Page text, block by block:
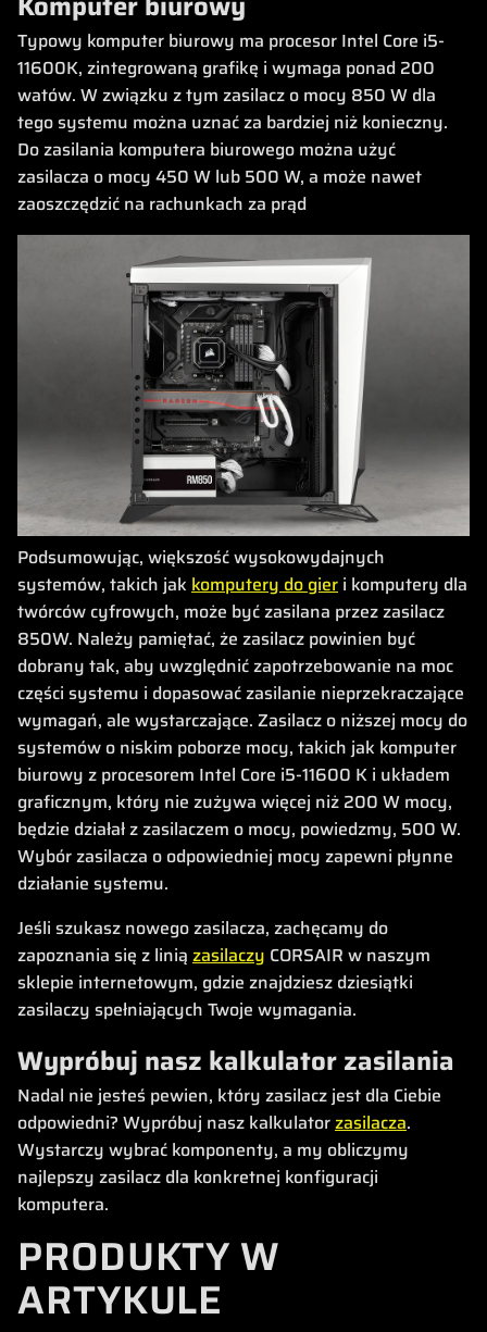
Typowy komputer biurowy ma procesor Intel Core i5-
11600K, zintegrowaną grafikę i wymaga ponad 200
watów. W związku z tym zasilacz o mocy 850 W dla
tego systemu można uznać za bardziej niż konieczny.
Do zasilania komputera biurowego można użyć
zasilacza o mocy 450 W lub 500 W, a może nawet
zaoszczędzić na rachunkach za prąd
Podsumowując, większość wysokowydajnych
systemów, takich jak komputery do gier i komputery dla
twórców cyfrowych, może być zasilana przez zasilacz
850W. Należy pamiętać, że zasilacz powinien być
dobrany tak, aby uwzględnić zapotrzebowanie na moc
części systemu i dopasować zasilanie nieprzekraczające
wymagań, ale wystarczające. Zasilacz o niższej mocy do
systemów o niskim poborze mocy, takich jak komputer
biurowy z procesorem Intel Core i5-11600 K i układem
graficznym, który nie zużywa więcej niż 200 W mocy,
będzie działał z zasilaczem o mocy, powiedzmy, 500 W.
Wybór zasilacza o odpowiedniej mocy zapewni płynne
działanie systemu.
Jeśli szukasz nowego zasilacza, zachęcamy do
zapoznania się z linią zasilaczy CORSAIR w naszym
sklepie internetowym, gdzie znajdziesz dziesiątki
zasilaczy spełniających Twoje wymagania.
Wypróbuj nasz kalkulator zasilania
Nadal nie jesteś pewien, który zasilacz jest dla Ciebie
odpowiedni? Wypróbuj nasz kalkulatorzasilacza.
Wystarczy wybrać komponenty, a my obliczymy
najlepszy zasilacz dla konkretnej konfiguracji
komputera.
PRODUKTY W
ARTYKULE